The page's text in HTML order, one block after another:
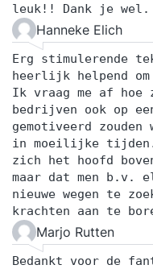
leuk!! Dank je wel.
Hanneke Elich
Erg stimulerende
heerlijk helpend
Ik vraag me af hoe
bedrijven ook op
gemotiveerd
in moeilijke
zich het hoofd
maar dat men b.v.
nieuwe wegen te
krachten aan te
Marjo Rutten
Bedankt voor de